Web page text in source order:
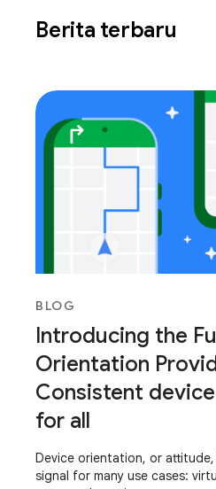
Berita terbaru
BLOG
Introducing the
Orientation
Consistent
for all
Device orientation, or
signal for many use cases: